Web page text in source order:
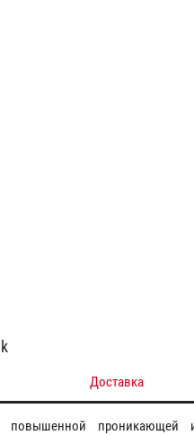
Доставка
с повышенной проникающей